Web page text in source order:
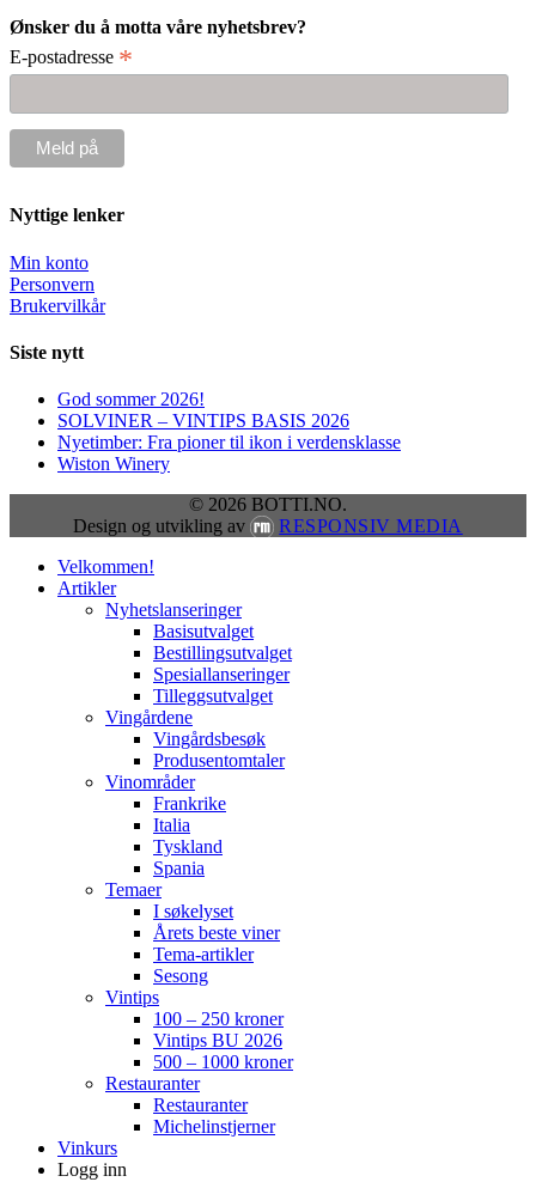
Ønsker du å motta våre nyhetsbrev?
E-postadresse *
Nyttige lenker
Min konto
Personvern
Brukervilkår
Siste nytt
God sommer 2026!
SOLVINER – VINTIPS BASIS 2026
Nyetimber: Fra pioner til ikon i verdensklasse
Wiston Winery
© 2026 BOTTI.NO.
Design og utvikling av
RESPONSIV MEDIA
Close
Menu
Velkommen!
Artikler
Nyhetslanseringer
Basisutvalget
Bestillingsutvalget
Spesiallanseringer
Tilleggsutvalget
Vingårdene
Vingårdsbesøk
Produsentomtaler
Vinområder
Frankrike
Italia
Tyskland
Spania
Temaer
I søkelyset
Årets beste viner
Tema-artikler
Sesong
Vintips
100 – 250 kroner
Vintips BU 2026
500 – 1000 kroner
Restauranter
Restauranter
Michelinstjerner
Vinkurs
Logg inn